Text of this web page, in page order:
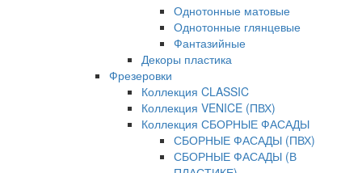
Однотонные матовые
Однотонные глянцевые
Фантазийные
Декоры пластика
Фрезеровки
Коллекция CLASSIC
Коллекция VENICE (ПВХ)
Коллекция СБОРНЫЕ ФАСАДЫ
СБОРНЫЕ ФАСАДЫ (ПВХ)
СБОРНЫЕ ФАСАДЫ (В